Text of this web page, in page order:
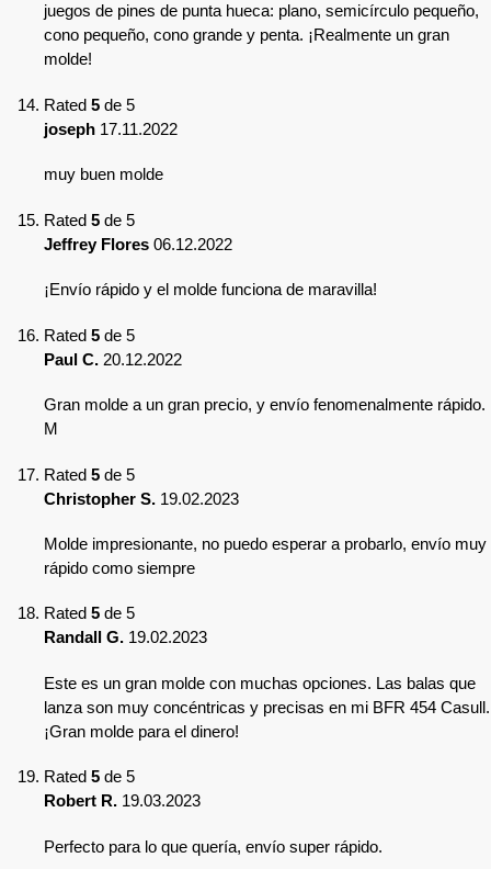
juegos de pines de punta hueca: plano, semicírculo pequeño,
cono pequeño, cono grande y penta. ¡Realmente un gran
molde!
Rated 5 de 5
joseph 17.11.2022
muy buen molde
Rated 5 de 5
Jeffrey Flores 06.12.2022
¡Envío rápido y el molde funciona de maravilla!
Rated 5 de 5
Paul C. 20.12.2022
Gran molde a un gran precio, y envío fenomenalmente rápido.
M
Rated 5 de 5
Christopher S. 19.02.2023
Molde impresionante, no puedo esperar a probarlo, envío muy
rápido como siempre
Rated 5 de 5
Randall G. 19.02.2023
Este es un gran molde con muchas opciones. Las balas que
lanza son muy concéntricas y precisas en mi BFR 454 Casull.
¡Gran molde para el dinero!
Rated 5 de 5
Robert R. 19.03.2023
Perfecto para lo que quería, envío super rápido.